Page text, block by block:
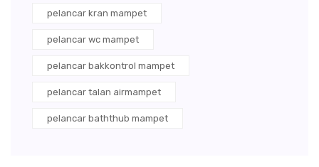
pelancar kran mampet
pelancar wc mampet
pelancar bakkontrol mampet
pelancar talan airmampet
pelancar baththub mampet